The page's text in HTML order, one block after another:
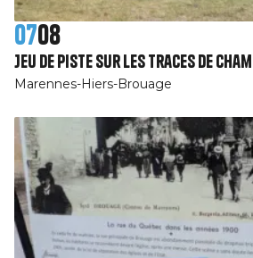
0708
Jeu de piste Sur les traces de
Marennes-Hiers-Brouage